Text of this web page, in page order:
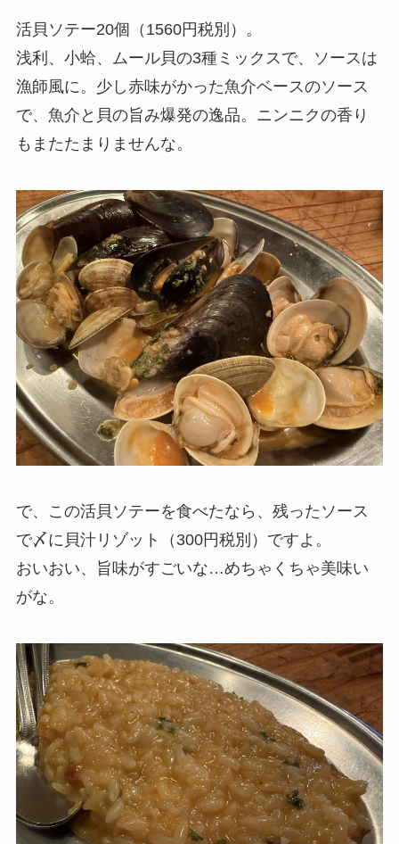
活貝ソテー20個（1560円税別）。
浅利、小蛤、ムール貝の3種ミックスで、ソースは
漁師風に。少し赤味がかった魚介ベースのソース
で、魚介と貝の旨み爆発の逸品。ニンニクの香り
もまたたまりませんな。
で、この活貝ソテーを食べたなら、残ったソース
で〆に貝汁リゾット（300円税別）ですよ。
おいおい、旨味がすごいな…めちゃくちゃ美味い
がな。